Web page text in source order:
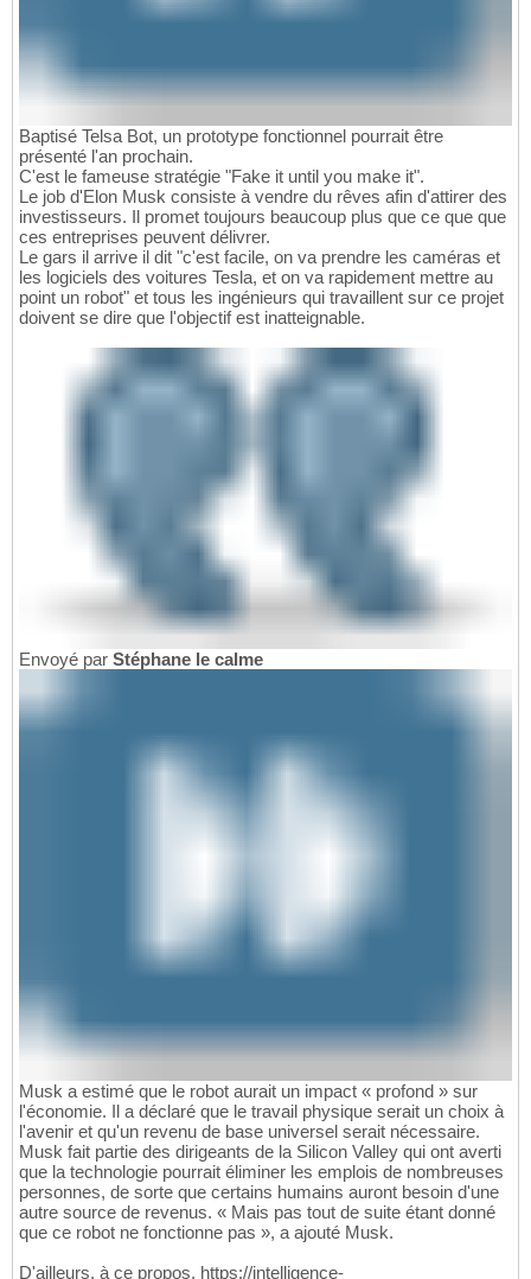
Baptisé Telsa Bot, un prototype fonctionnel pourrait être
présenté l'an prochain.
C'est le fameuse stratégie "Fake it until you make it".
Le job d'Elon Musk consiste à vendre du rêves afin d'attirer des
investisseurs. Il promet toujours beaucoup plus que ce que que
ces entreprises peuvent délivrer.
Le gars il arrive il dit "c'est facile, on va prendre les caméras et
les logiciels des voitures Tesla, et on va rapidement mettre au
point un robot" et tous les ingénieurs qui travaillent sur ce projet
doivent se dire que l'objectif est inatteignable.
Envoyé par Stéphane le calme
Musk a estimé que le robot aurait un impact « profond » sur
l'économie. Il a déclaré que le travail physique serait un choix à
l'avenir et qu'un revenu de base universel serait nécessaire.
Musk fait partie des dirigeants de la Silicon Valley qui ont averti
que la technologie pourrait éliminer les emplois de nombreuses
personnes, de sorte que certains humains auront besoin d'une
autre source de revenus. « Mais pas tout de suite étant donné
que ce robot ne fonctionne pas », a ajouté Musk.
D'ailleurs, à ce propos, https://intelligence-